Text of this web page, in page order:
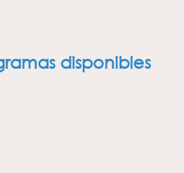
disponibles